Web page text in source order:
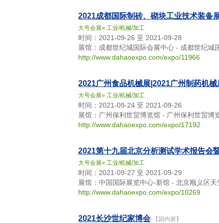
2021成都国际制砖、砌块工业技术装备
大号会展» 工业/机械/加工
时间：2021-09-26 至 2021-09-28
展馆：成都世纪城国际会展中心 - 成都世纪城
http://www.dahaoexpo.com/expo/11966
2021广州食品机械展|2021广州制药机械
大号会展» 工业/机械/加工
时间：2021-09-24 至 2021-09-26
展馆：广州保利世贸博览馆 - 广州保利世贸博
http://www.dahaoexpo.com/expo/17192
2021第十九届北京分析测试学术报告会
大号会展» 工业/机械/加工
时间：2021-09-27 至 2021-09-29
展馆：中国国际展览中心-新馆 - 北京顺义区
http://www.dahaoexpo.com/expo/10269
2021长沙世纪家博会-【国内展】